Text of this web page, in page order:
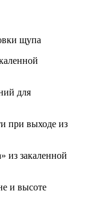
щупа
для
при выходе из
из закаленной
и высоте